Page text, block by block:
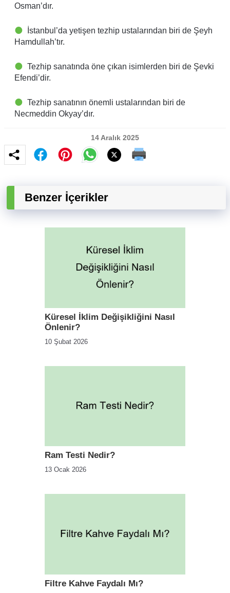
Osman’dır.
İstanbul’da yetişen tezhip ustalarından biri de Şeyh
Hamdullah’tır.
Tezhip sanatında öne çıkan isimlerden biri de Şevki
Efendi’dir.
Tezhip sanatının önemli ustalarından biri de
Necmeddin Okyay’dır.
14 Aralık 2025
Benzer İçerikler
Küresel İklim Değişikliğini Nasıl
Önlenir?
10 Şubat 2026
Ram Testi Nedir?
13 Ocak 2026
Filtre Kahve Faydalı Mı?